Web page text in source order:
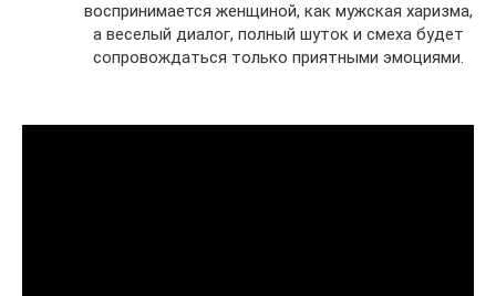
воспринимается женщиной, как мужская харизма,
а веселый диалог, полный шуток и смеха будет
сопровождаться только приятными эмоциями.